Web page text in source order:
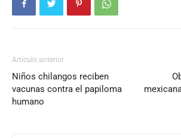
Artículo anterior
Niños chilangos reciben
vacunas contra el papiloma
humano